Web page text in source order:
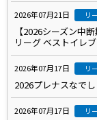
2026年07月21日 リ
【2026シーズン中
リーグ ベストイレ
2026年07月17日 リ
2026プレナスなで
2026年07月17日 リ